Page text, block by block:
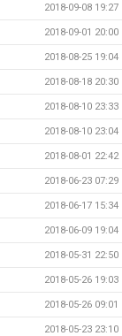
2018-09-08 19:27
2018-09-01 20:00
2018-08-25 19:04
2018-08-18 20:30
2018-08-10 23:33
2018-08-10 23:04
2018-08-01 22:42
2018-06-23 07:29
2018-06-17 15:34
2018-06-09 19:04
2018-05-31 22:50
2018-05-26 19:03
2018-05-26 09:01
2018-05-23 23:10